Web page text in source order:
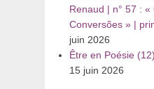
Renaud | n° 57 :
Conversões » |
juin 2026
Être en Poésie
15 juin 2026